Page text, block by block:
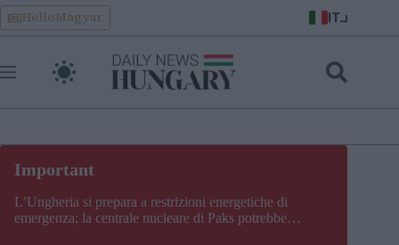
Skip
to
content
HelloMagyar IT
L’Ungheria si prepara a restrizioni energetiche di
emergenza; la centrale nucleare di Paks potrebbe